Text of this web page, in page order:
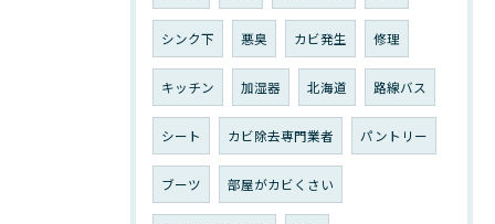
シンク下 悪臭 カビ発生 修理
キッチン 加湿器 北海道 路線バス
シート カビ除去専門業者 パントリー
ブーツ 部屋がカビくさい